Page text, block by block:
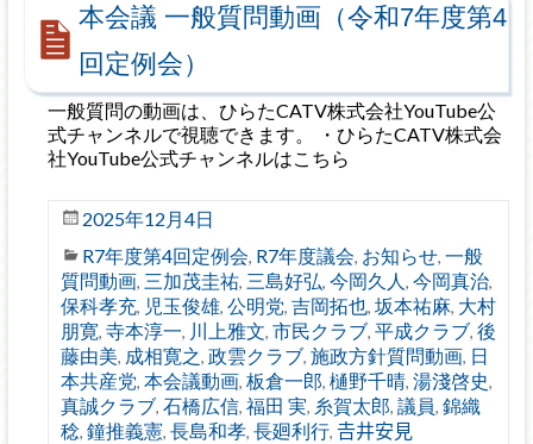
本会議 一般質問動画（令和7年度第4
回定例会）
一般質問の動画は、ひらたCATV株式会社YouTube公
式チャンネルで視聴できます。 ・ひらたCATV株式会
社YouTube公式チャンネルはこちら
2025年12月4日
R7年度第4回定例会, R7年度議会, お知らせ, 一般
質問動画, 三加茂圭祐, 三島好弘, 今岡久人 , 今岡真治,
保科孝充, 児玉俊雄, 公明党, 吉岡拓也, 坂本祐麻, 大村
朋寛, 寺本淳一, 川上雅文, 市民クラブ, 平成クラブ, 後
藤由美, 成相寛之, 政雲クラブ, 施政方針質問動画, 日
本共産党, 本会議動画, 板倉一郎, 樋野千晴, 湯淺啓史,
真誠クラブ, 石橋広信, 福田 実, 糸賀太郎, 議員, 錦織
稔, 鐘推義憲, 長島和孝, 長廻利行, 𠮷井安見